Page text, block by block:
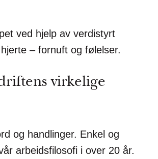
ved hjelp av verdistyrt
– fornuft og følelser.
virkelige
og handlinger. Enkel og
arbeidsfilosofi i over 20 år.